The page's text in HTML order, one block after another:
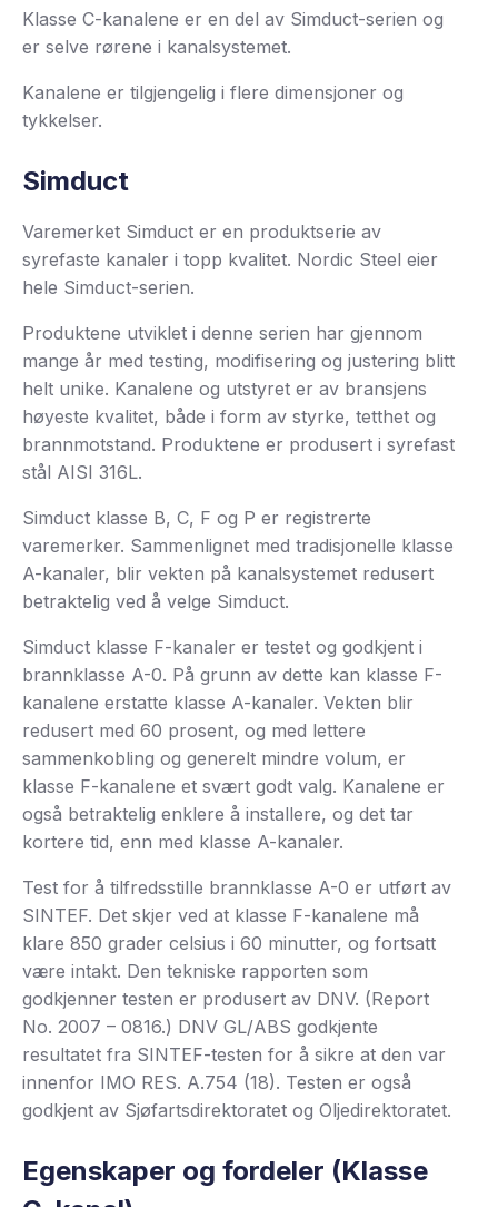
Klasse C-kanalene er en del av Simduct-serien og
er selve rørene i kanalsystemet.
Kanalene er tilgjengelig i flere dimensjoner og
tykkelser.
Simduct
Varemerket Simduct er en produktserie av
syrefaste kanaler i topp kvalitet. Nordic Steel eier
hele Simduct-serien.
Produktene utviklet i denne serien har gjennom
mange år med testing, modifisering og justering blitt
helt unike. Kanalene og utstyret er av bransjens
høyeste kvalitet, både i form av styrke, tetthet og
brannmotstand. Produktene er produsert i syrefast
stål AISI 316L.
Simduct klasse B, C, F og P er registrerte
varemerker. Sammenlignet med tradisjonelle klasse
A-kanaler, blir vekten på kanalsystemet redusert
betraktelig ved å velge Simduct.
Simduct klasse F-kanaler er testet og godkjent i
brannklasse A-0. På grunn av dette kan klasse F-
kanalene erstatte klasse A-kanaler. Vekten blir
redusert med 60 prosent, og med lettere
sammenkobling og generelt mindre volum, er
klasse F-kanalene et svært godt valg. Kanalene er
også betraktelig enklere å installere, og det tar
kortere tid, enn med klasse A-kanaler.
Test for å tilfredsstille brannklasse A-0 er utført av
SINTEF. Det skjer ved at klasse F-kanalene må
klare 850 grader celsius i 60 minutter, og fortsatt
være intakt. Den tekniske rapporten som
godkjenner testen er produsert av DNV. (Report
No. 2007 – 0816.) DNV GL/ABS godkjente
resultatet fra SINTEF-testen for å sikre at den var
innenfor IMO RES. A.754 (18). Testen er også
godkjent av Sjøfartsdirektoratet og Oljedirektoratet.
Egenskaper og fordeler (Klasse